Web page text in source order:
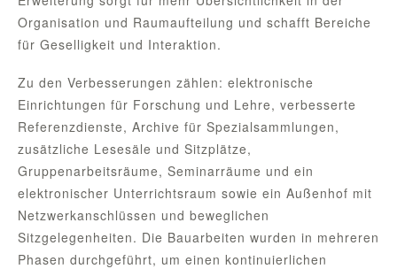
Organisation und Raumaufteilung und schafft Bereiche
für Geselligkeit und Interaktion.
Zu den Verbesserungen zählen: elektronische
Einrichtungen für Forschung und Lehre, verbesserte
Referenzdienste, Archive für Spezialsammlungen,
zusätzliche Lesesäle und Sitzplätze,
Gruppenarbeitsräume, Seminarräume und ein
elektronischer Unterrichtsraum sowie ein Außenhof mit
Netzwerkanschlüssen und beweglichen
Sitzgelegenheiten. Die Bauarbeiten wurden in mehreren
Phasen durchgeführt, um einen kontinuierlichen